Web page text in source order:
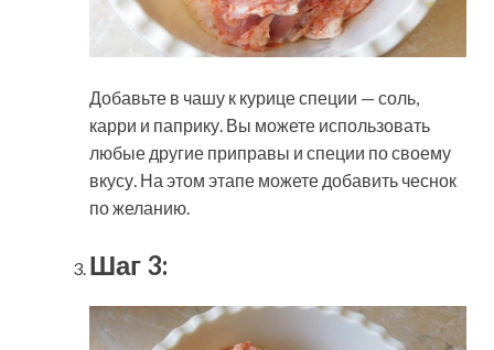
Добавьте в чашу к курице специи — соль,
карри и паприку. Вы можете использовать
любые другие приправы и специи по своему
вкусу. На этом этапе можете добавить чеснок
по желанию.
Шаг 3: